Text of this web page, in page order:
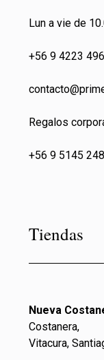
Lun a vie de
+56 9 4223
Regalos
+56 9 5145
Tiendas
Nueva
Costanera,
Vitacura,